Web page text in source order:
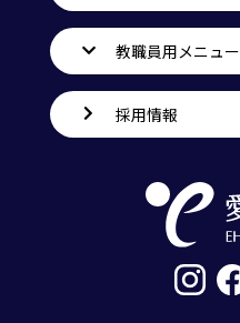
教職員用メニュー
採用情報